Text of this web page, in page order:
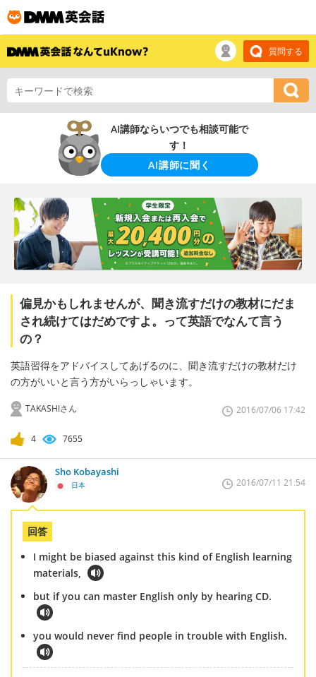
質問する
AI講師ならいつでも相談可能で
す！
AI講師に聞く
偏見かもしれませんが、聞き流すだけの教材にだま
され続けてはだめですよ。って英語でなんて言う
の？
英語習得をアドバイスしてあげるのに、聞き流すだけの教材だけ
の方がいいと言う方がいらっしゃいます。
TAKASHIさん 2016/07/06 17:42
4 7655
Sho Kobayashi
日本 2016/07/11 21:54
回答
I might be biased against this kind of English learning
materials,
but if you can master English only by hearing CD.
you would never find people in trouble with English.